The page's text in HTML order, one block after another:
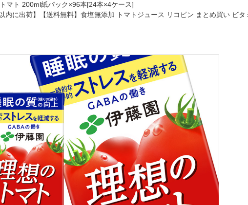
マト 200ml紙パック×96本[24本×4ケース]
内に出荷】【送料無料】食塩無添加 トマトジュース リコピン まとめ買い ビ